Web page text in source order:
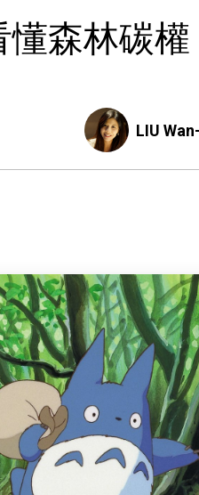
森林碳權
LIU